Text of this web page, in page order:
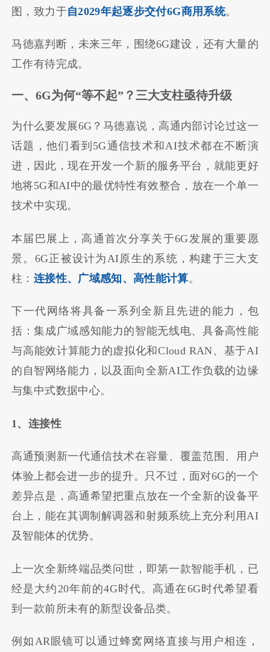
图，致力于自2029年起逐步交付6G商用系统。
马德嘉判断，未来三年，围绕6G建设，还有大量的
工作有待完成。
一、6G为何“等不起”？三大支柱亟待升级
为什么要发展6G？马德嘉说，高通内部讨论过这一
话题，他们看到5G通信技术和AI技术都在不断演
进，因此，现在开发一个新的服务平台，就能更好
地将5G和AI中的最优特性有效整合，放在一个单一
技术中实现。
本届巴展上，高通首次分享关于6G发展的重要愿
景。6G正被设计为AI原生的系统，构建于三大支
柱： 连接性、广域感知、高性能计算。
下一代网络将具备一系列全新且先进的能力，包
括：集成广域感知能力的智能无线电、具备高性能
与高能效计算能力的虚拟化和Cloud RAN、基于AI
的自智网络能力，以及面向全新AI工作负载的边缘
与集中式数据中心。
1、连接性
高通预测新一代通信技术在容量、覆盖范围、用户
体验上都会进一步的提升。只不过，面对6G的一个
差异点是，高通希望把重点放在一个全新的设备平
台上，能在其调制解调器和射频系统上充分利用AI
及智能体的优势。
上一次全新终端品类问世，即第一款智能手机，已
经是大约20年前的4G时代。高通在6G时代希望看
到一款前所未有的新型设备品类。
例如AR眼镜可以通过蜂窝网络直接与用户相连，